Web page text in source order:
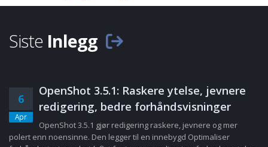
Siste Inlegg
6
Apr
OpenShot 3.5.1: Raskere ytelse, jevnere
redigering, bedre forhåndsvisninger
OpenShot 3.5.1 gjør redigering raskere, jevnere og mer
polert enn noensinne. Den legger til en innebygd Optimaliser